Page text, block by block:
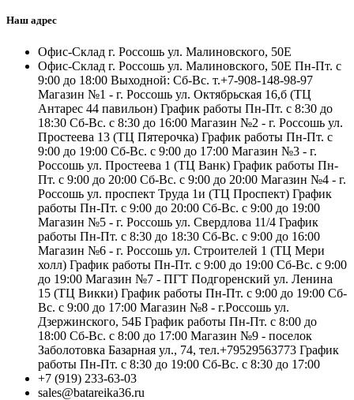
Наш адрес
Офис-Склад г. Россошь ул. Малиновского, 50Е
Офис-Склад г. Россошь ул. Малиновского, 50Е Пн-Пт. с
9:00 до 18:00 Выходной: Сб-Вс. т.+7-908-148-98-97
Магазин №1 - г. Россошь ул. Октябрьская 16,б (ТЦ
Антарес 44 павильон) График работы Пн-Пт. с 8:30 до
18:30 Сб-Вс. с 8:30 до 16:00 Магазин №2 - г. Россошь ул.
Простеева 13 (ТЦ Пятерочка) График работы Пн-Пт. с
9:00 до 19:00 Сб-Вс. с 9:00 до 17:00 Магазин №3 - г.
Россошь ул. Простеева 1 (ТЦ Ванк) График работы Пн-
Пт. с 9:00 до 20:00 Сб-Вс. с 9:00 до 20:00 Магазин №4 - г.
Россошь ул. проспект Труда 1и (ТЦ Проспект) График
работы Пн-Пт. с 9:00 до 20:00 Сб-Вс. с 9:00 до 19:00
Магазин №5 - г. Россошь ул. Свердлова 11/4 График
работы Пн-Пт. с 8:30 до 18:30 Сб-Вс. с 9:00 до 16:00
Магазин №6 - г. Россошь ул. Строителей 1 (ТЦ Мери
холл) График работы Пн-Пт. с 9:00 до 19:00 Сб-Вс. с 9:00
до 19:00 Магазин №7 - ПГТ Подгоренский ул. Ленина
15 (ТЦ Викки) График работы Пн-Пт. с 9:00 до 19:00 Сб-
Вс. с 9:00 до 17:00 Магазин №8 - г.Россошь ул.
Дзержинского, 54Б График работы Пн-Пт. с 8:00 до
18:00 Сб-Вс. с 8:00 до 17:00 Магазин №9 - поселок
Заболотовка Базарная ул., 74, тел.+79529563773 График
работы Пн-Пт. с 8:30 до 19:00 Сб-Вс. с 8:30 до 17:00
+7 (919) 233-63-03
sales@batareika36.ru